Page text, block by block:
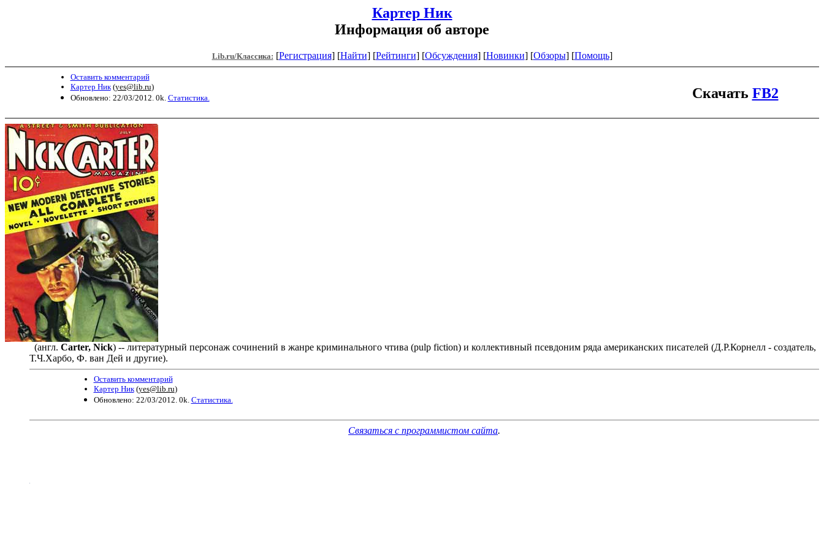
Картер Ник
Информация об авторе
Lib.ru/Классика: [Регистрация] [Найти] [Рейтинги] [Обсуждения] [Новинки] [Обзоры] [Помощь]
Оставить комментарий
Картер Ник(yes@lib.ru)
Обновлено: 22/03/2012. 0k. Статистика. Скачать FB2
(англ. Carter, Nick) -- литературный персонаж сочинений в жанре криминального чтива (pulp fiction) и коллективный псевдоним ряда американских писателей (Д.Р.Корнелл - создатель,
Т.Ч.Харбо, Ф. ван Дей и другие).
Оставить комментарий
Картер Ник(yes@lib.ru)
Обновлено: 22/03/2012. 0k. Статистика.
Связаться с программистом сайта.